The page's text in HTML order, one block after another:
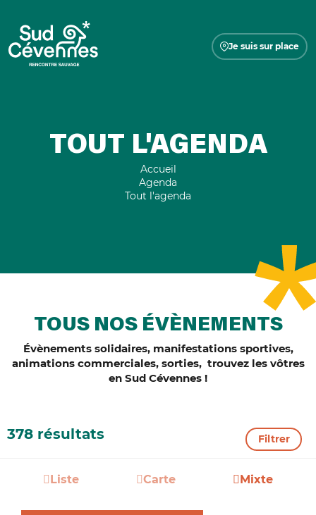
Je suis sur place
TOUT L'AGENDA
Accueil
Agenda
Tout l'agenda
TOUS NOS ÉVÈNEMENTS
Évènements solidaires, manifestations sportives,
animations commerciales, sorties, trouvez les vôtres
en Sud Cévennes !
378 résultats Filtrer
Liste Carte Mixte